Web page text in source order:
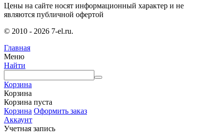
Цены на сайте носят информационный характер и не
являются публичной офертой
© 2010 - 2026 7-el.ru.
Главная
Меню
Найти
Корзина
Корзина
Корзина пуста
Корзина Оформить заказ
Аккаунт
Учетная запись